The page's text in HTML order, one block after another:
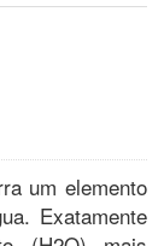
um elemento
Exatamente